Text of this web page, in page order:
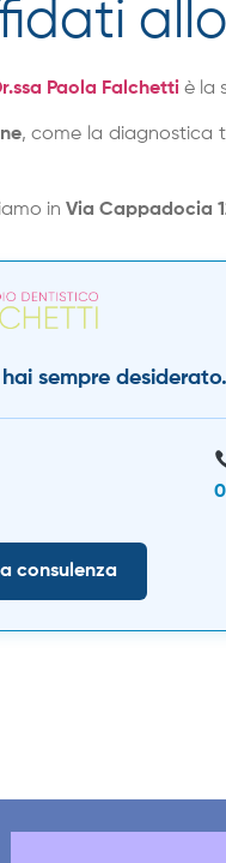
Paola Falchetti è la
, come la diagnostica
in Via Cappadocia
sempre desiderato.
consulenza